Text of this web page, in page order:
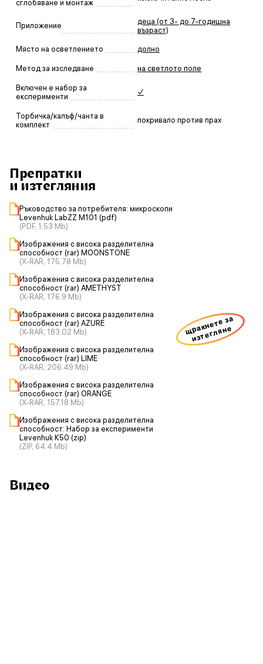
сглобяване и монтаж
Приложение
деца (от 3- до 7-годишна
възраст)
Място на осветлението долно
Метод за изследване на светлото поле
Включен е набор за
експерименти
✓
Торбичка/калъф/чанта в
комплект
покривало против прах
Препратки
и изтегляния
Ръководство за потребителя: микроскопи
Levenhuk LabZZ M101 (pdf)
(PDF, 1.53 Mb)
Изображения с висока разделителна
способност (rar) MOONSTONE
(X-RAR, 175.78 Mb)
Изображения с висока разделителна
способност (rar) AMETHYST
(X-RAR, 176.9 Mb)
Изображения с висока разделителна
способност (rar) AZURE
(X-RAR, 183.02 Mb)
Изображения с висока разделителна
способност (rar) LIME
(X-RAR, 206.49 Mb)
Изображения с висока разделителна
способност (rar) ORANGE
(X-RAR, 157.18 Mb)
Изображения с висока разделителна
способност: Набор за експерименти
Levenhuk K50 (zip)
(ZIP, 64.4 Mb)
щракнете за
изтегляне
Видео